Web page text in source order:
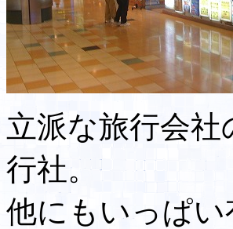
立派な旅行会
行社。
他にもいっぱ